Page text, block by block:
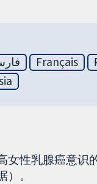
Français
女性乳腺癌意识
。